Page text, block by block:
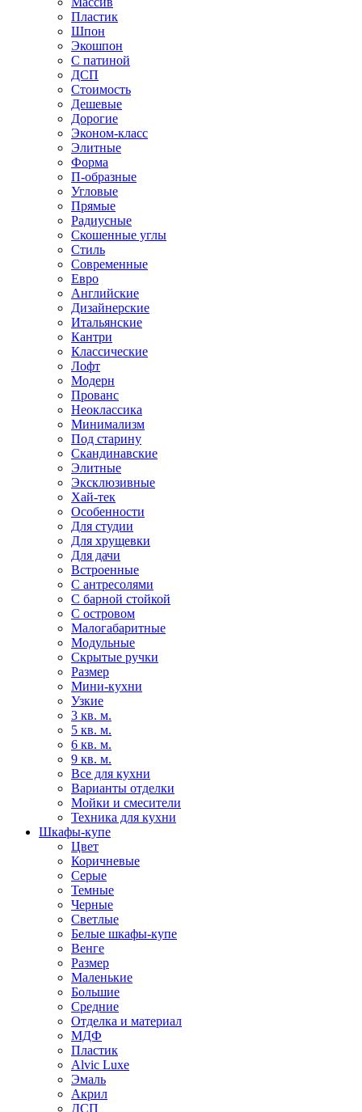
Пластик
Шпон
Экошпон
С патиной
ДСП
Стоимость
Дешевые
Дорогие
Эконом-класс
Элитные
Форма
П-образные
Угловые
Прямые
Радиусные
Скошенные углы
Стиль
Современные
Евро
Английские
Дизайнерские
Итальянские
Кантри
Классические
Лофт
Модерн
Прованс
Неоклассика
Минимализм
Под старину
Скандинавские
Элитные
Эксклюзивные
Хай-тек
Особенности
Для студии
Для хрущевки
Для дачи
Встроенные
С антресолями
С барной стойкой
С островом
Малогабаритные
Модульные
Скрытые ручки
Размер
Мини-кухни
Узкие
3 кв. м.
5 кв. м.
6 кв. м.
9 кв. м.
Все для кухни
Варианты отделки
Мойки и смесители
Техника для кухни
Шкафы-купе
Цвет
Коричневые
Серые
Темные
Черные
Светлые
Белые шкафы-купе
Венге
Размер
Маленькие
Большие
Средние
Отделка и материал
МДФ
Пластик
Alvic Luxe
Эмаль
Акрил
ДСП